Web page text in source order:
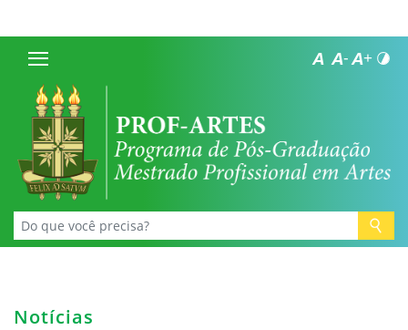
Notícias